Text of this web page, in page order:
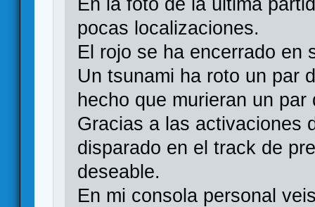
pocas localizaciones.
El rojo se ha encerrado en
Un tsunami ha roto un par
hecho que murieran un par
Gracias a las activaciones
disparado en el track de
deseable.
En mi consola personal